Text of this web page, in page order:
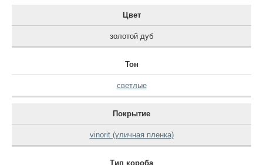
Цвет
золотой дуб
Тон
светлые
Покрытие
vinorit (уличная пленка)
Тип короба